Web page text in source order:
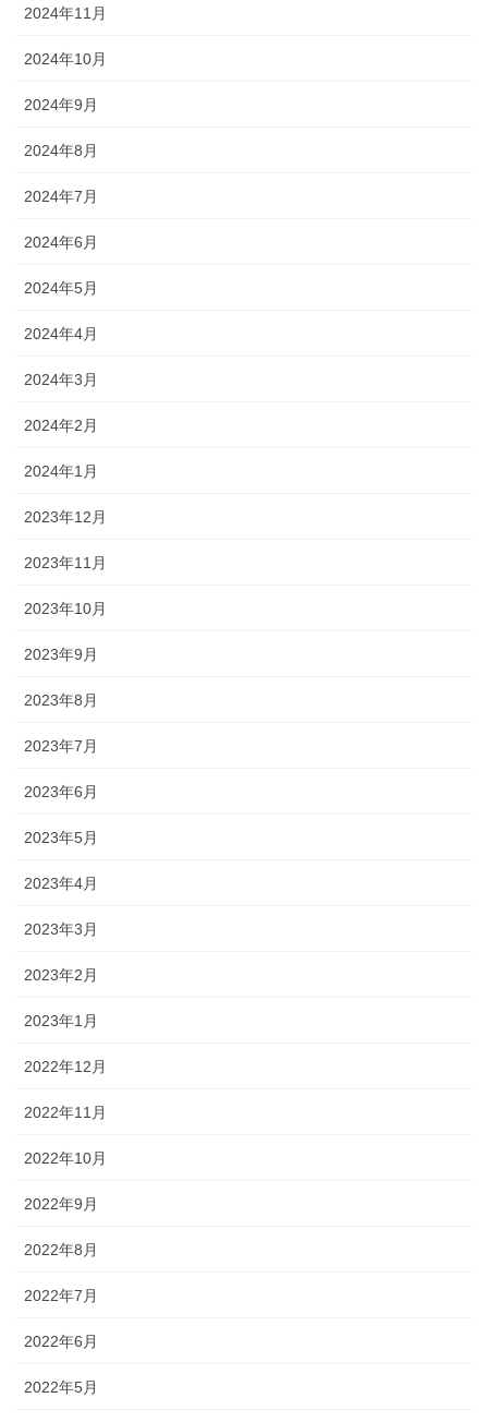
2024年11月
2024年10月
2024年9月
2024年8月
2024年7月
2024年6月
2024年5月
2024年4月
2024年3月
2024年2月
2024年1月
2023年12月
2023年11月
2023年10月
2023年9月
2023年8月
2023年7月
2023年6月
2023年5月
2023年4月
2023年3月
2023年2月
2023年1月
2022年12月
2022年11月
2022年10月
2022年9月
2022年8月
2022年7月
2022年6月
2022年5月